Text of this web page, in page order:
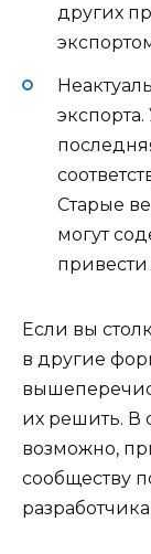
других
экспорта.
Старые
могут
Если вы
в другие
их решить. В
возможно,
сообществу